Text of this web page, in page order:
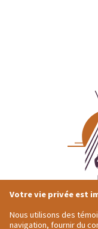
Adresse
1491
Votre vie privée est
Nous utilisons des
navigation, fournir du